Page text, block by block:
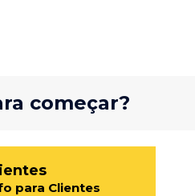
começar?
para Clientes